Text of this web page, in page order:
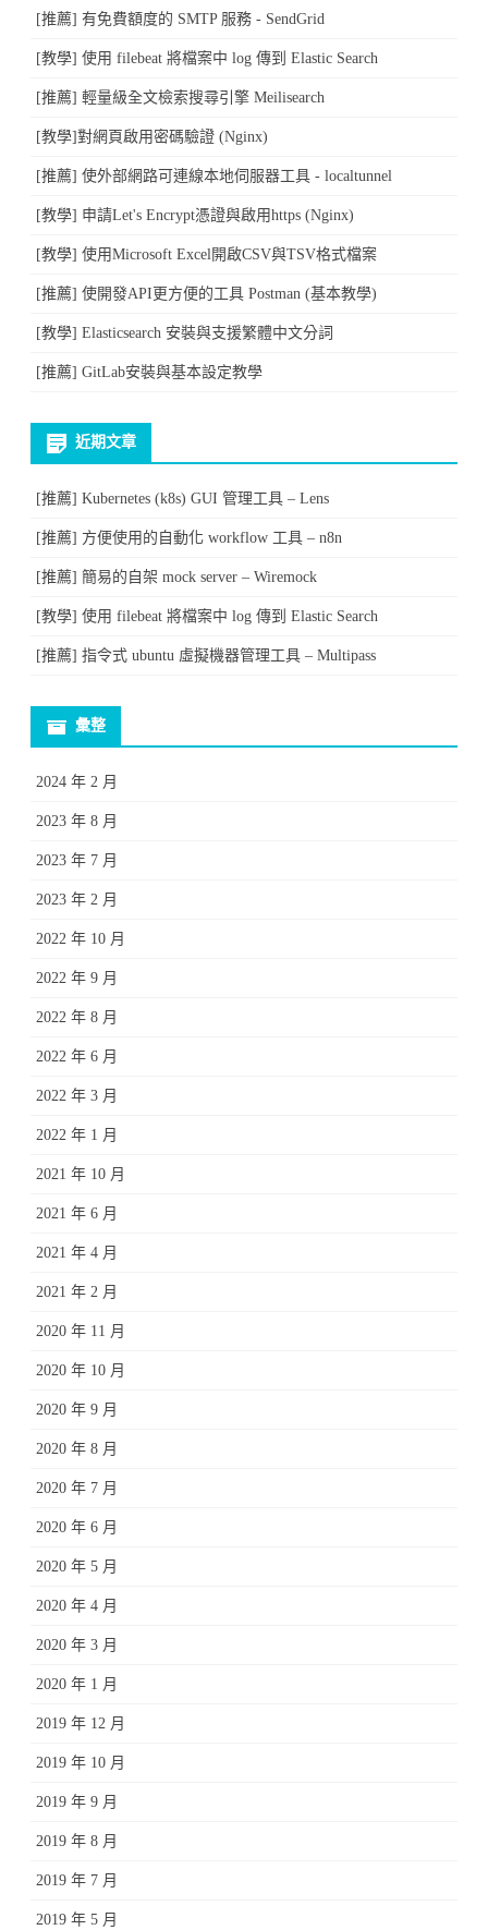
[推薦] 有免費額度的 SMTP 服務 - SendGrid
[教學] 使用 filebeat 將檔案中 log 傳到 Elastic Search
[推薦] 輕量級全文檢索搜尋引擎 Meilisearch
[教學]對網頁啟用密碼驗證 (Nginx)
[推薦] 使外部網路可連線本地伺服器工具 - localtunnel
[教學] 申請Let's Encrypt憑證與啟用https (Nginx)
[教學] 使用Microsoft Excel開啟CSV與TSV格式檔案
[推薦] 使開發API更方便的工具 Postman (基本教學)
[教學] Elasticsearch 安裝與支援繁體中文分詞
[推薦] GitLab安裝與基本設定教學
近期文章
[推薦] Kubernetes (k8s) GUI 管理工具 – Lens
[推薦] 方便使用的自動化 workflow 工具 – n8n
[推薦] 簡易的自架 mock server – Wiremock
[教學] 使用 filebeat 將檔案中 log 傳到 Elastic Search
[推薦] 指令式 ubuntu 虛擬機器管理工具 – Multipass
彙整
2024 年 2 月
2023 年 8 月
2023 年 7 月
2023 年 2 月
2022 年 10 月
2022 年 9 月
2022 年 8 月
2022 年 6 月
2022 年 3 月
2022 年 1 月
2021 年 10 月
2021 年 6 月
2021 年 4 月
2021 年 2 月
2020 年 11 月
2020 年 10 月
2020 年 9 月
2020 年 8 月
2020 年 7 月
2020 年 6 月
2020 年 5 月
2020 年 4 月
2020 年 3 月
2020 年 1 月
2019 年 12 月
2019 年 10 月
2019 年 9 月
2019 年 8 月
2019 年 7 月
2019 年 5 月